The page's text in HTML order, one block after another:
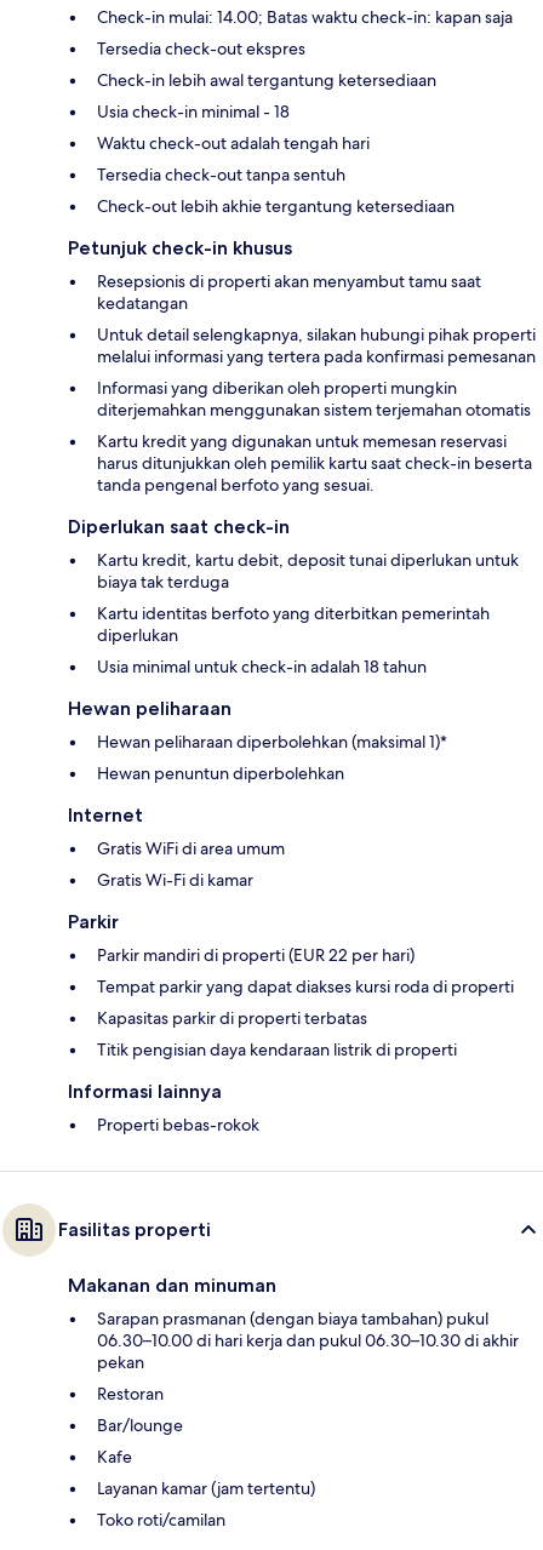
Check-in mulai: 14.00; Batas waktu check-in: kapan saja
Tersedia check-out ekspres
Check-in lebih awal tergantung ketersediaan
Usia check-in minimal - 18
Waktu check-out adalah tengah hari
Tersedia check-out tanpa sentuh
Check-out lebih akhie tergantung ketersediaan
Petunjuk check-in khusus
Resepsionis di properti akan menyambut tamu saat
kedatangan
Untuk detail selengkapnya, silakan hubungi pihak properti
melalui informasi yang tertera pada konfirmasi pemesanan
Informasi yang diberikan oleh properti mungkin
diterjemahkan menggunakan sistem terjemahan otomatis
Kartu kredit yang digunakan untuk memesan reservasi
harus ditunjukkan oleh pemilik kartu saat check-in beserta
tanda pengenal berfoto yang sesuai.
Diperlukan saat check-in
Kartu kredit, kartu debit, deposit tunai diperlukan untuk
biaya tak terduga
Kartu identitas berfoto yang diterbitkan pemerintah
diperlukan
Usia minimal untuk check-in adalah 18 tahun
Hewan peliharaan
Hewan peliharaan diperbolehkan (maksimal 1)*
Hewan penuntun diperbolehkan
Internet
Gratis WiFi di area umum
Gratis Wi-Fi di kamar
Parkir
Parkir mandiri di properti (EUR 22 per hari)
Tempat parkir yang dapat diakses kursi roda di properti
Kapasitas parkir di properti terbatas
Titik pengisian daya kendaraan listrik di properti
Informasi lainnya
Properti bebas-rokok
Fasilitas properti
Makanan dan minuman
Sarapan prasmanan (dengan biaya tambahan) pukul
06.30–10.00 di hari kerja dan pukul 06.30–10.30 di akhir
pekan
Restoran
Bar/lounge
Kafe
Layanan kamar (jam tertentu)
Toko roti/camilan